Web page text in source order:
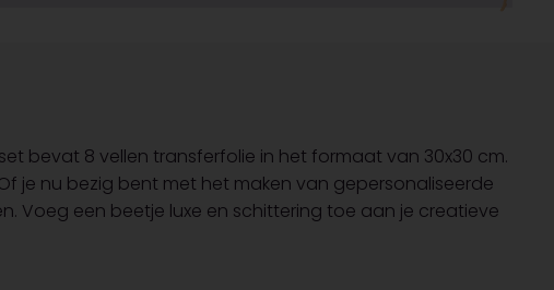
set bevat 8 vellen transferfolie in het formaat van 30x30 cm.
je nu bezig bent met het maken van gepersonaliseerde
Voeg een beetje luxe en schittering toe aan je creatieve